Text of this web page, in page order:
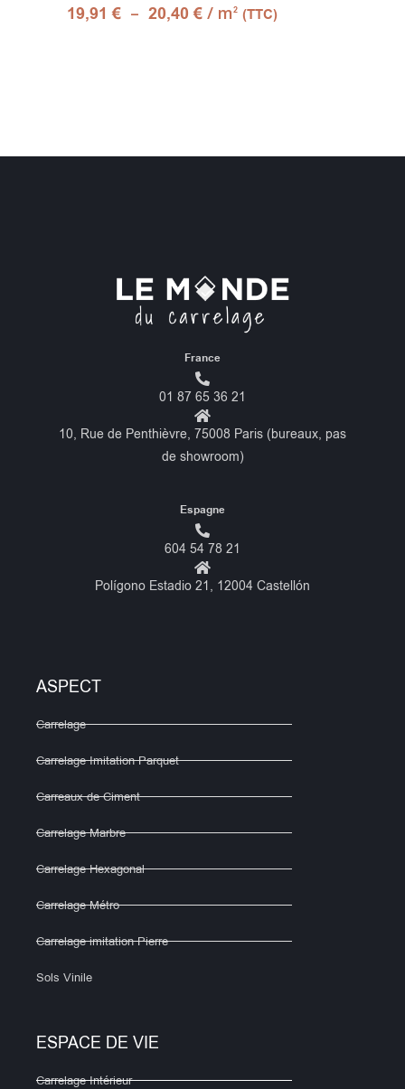
19,91€ – 20,40€ / m2 (TTC)
France
01 87 65 36 21
10, Rue de Penthièvre, 75008 Paris (bureaux, pas
de showroom)
Espagne
604 54 78 21
Polígono Estadio 21, 12004 Castellón
ASPECT
Carrelage
Carrelage Imitation Parquet
Carreaux de Ciment
Carrelage Marbre
Carrelage Hexagonal
Carrelage Métro
Carrelage imitation Pierre
Sols Vinile
ESPACE DE VIE
Carrelage Intérieur